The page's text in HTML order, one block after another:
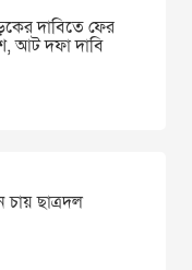
দাবিতে ফের
আট দফা দাবি
চায় ছাত্রদল